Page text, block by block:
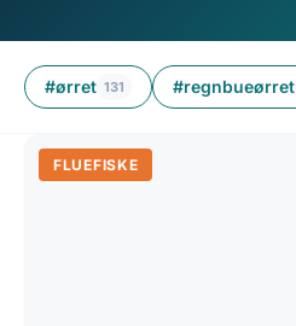
#ørret 131 #regnbueørret
FLUEFISKE